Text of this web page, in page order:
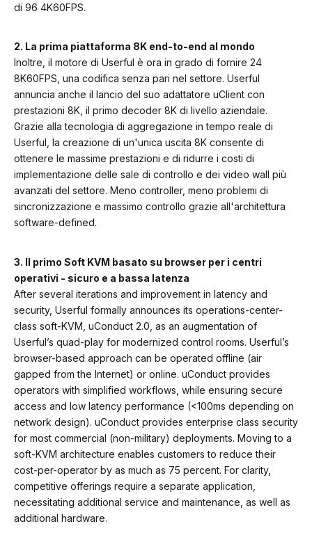
di 96 4K60FPS.
2. La prima piattaforma 8K end-to-end al mondo
Inoltre, il motore di Userful è ora in grado di fornire 24
8K60FPS, una codifica senza pari nel settore. Userful
annuncia anche il lancio del suo adattatore uClient con
prestazioni 8K, il primo decoder 8K di livello aziendale.
Grazie alla tecnologia di aggregazione in tempo reale di
Userful, la creazione di un'unica uscita 8K consente di
ottenere le massime prestazioni e di ridurre i costi di
implementazione delle sale di controllo e dei video wall più
avanzati del settore. Meno controller, meno problemi di
sincronizzazione e massimo controllo grazie all'architettura
software-defined.
3. Il primo Soft KVM basato su browser per i centri
operativi - sicuro e a bassa latenza
After several iterations and improvement in latency and
security, Userful formally announces its operations-center-
class soft-KVM, uConduct 2.0, as an augmentation of
Userful’s quad-play for modernized control rooms. Userful’s
browser-based approach can be operated offline (air
gapped from the Internet) or online. uConduct provides
operators with simplified workflows, while ensuring secure
access and low latency performance (<100ms depending on
network design). uConduct provides enterprise class security
for most commercial (non-military) deployments. Moving to a
soft-KVM architecture enables customers to reduce their
cost-per-operator by as much as 75 percent. For clarity,
competitive offerings require a separate application,
necessitating additional service and maintenance, as well as
additional hardware.